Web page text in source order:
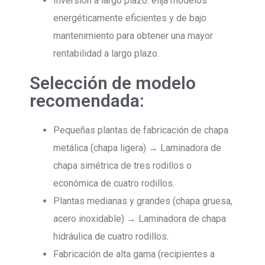
energéticamente eficientes y de bajo
mantenimiento para obtener una mayor
rentabilidad a largo plazo.
Selección de modelo
recomendada:
Pequeñas plantas de fabricación de chapa
metálica (chapa ligera) → Laminadora de
chapa simétrica de tres rodillos o
económica de cuatro rodillos.
Plantas medianas y grandes (chapa gruesa,
acero inoxidable) → Laminadora de chapa
hidráulica de cuatro rodillos.
Fabricación de alta gama (recipientes a